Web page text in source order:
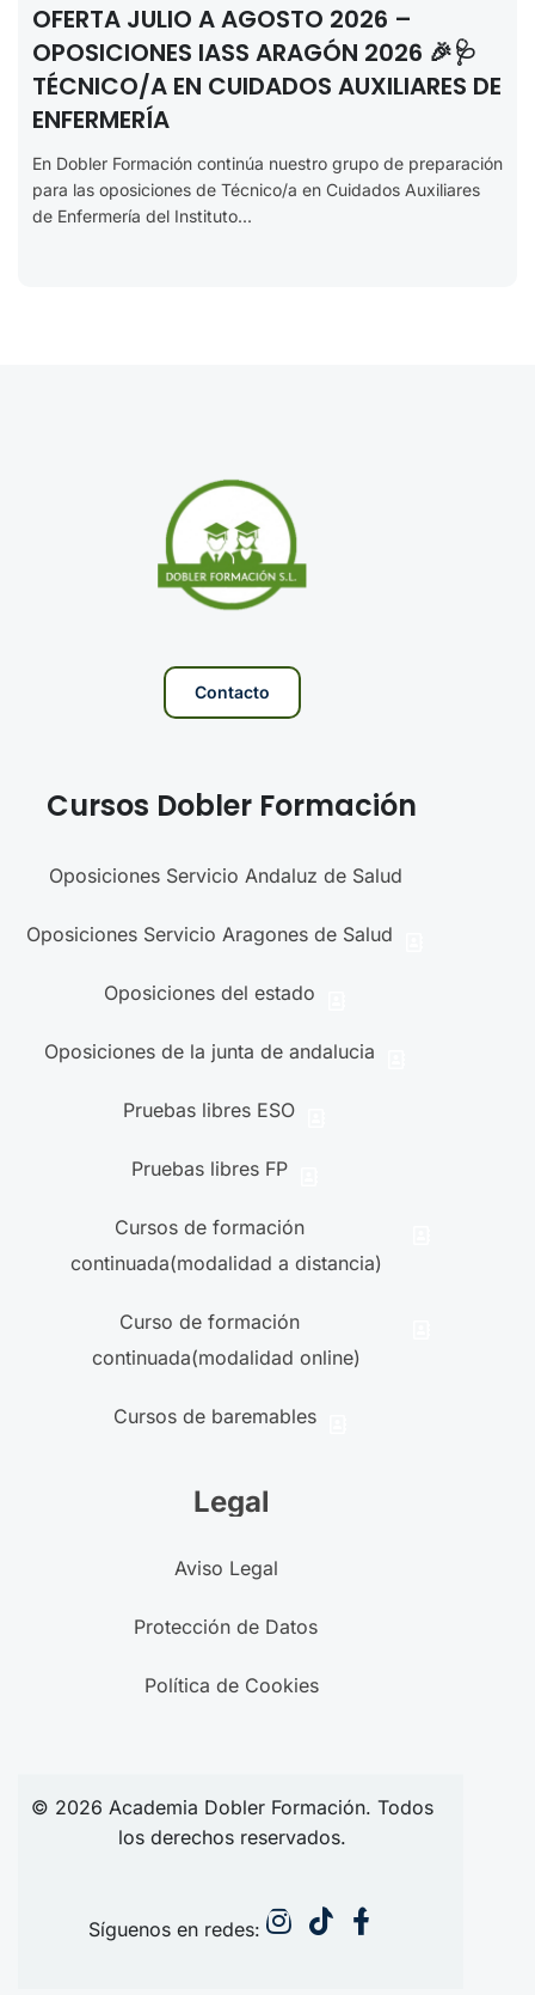
OFERTA JULIO A AGOSTO 2026 –
OPOSICIONES IASS ARAGÓN 2026 🎉🩺
TÉCNICO/A EN CUIDADOS AUXILIARES DE
ENFERMERÍA
En Dobler Formación continúa nuestro grupo de preparación
para las oposiciones de Técnico/a en Cuidados Auxiliares
de Enfermería del Instituto...
Contacto
Cursos Dobler Formación
Oposiciones Servicio Andaluz de Salud
Oposiciones Servicio Aragones de Salud
Oposiciones del estado
Oposiciones de la junta de andalucia
Pruebas libres ESO
Pruebas libres FP
Cursos de formación
continuada(modalidad a distancia)
Curso de formación
continuada(modalidad online)
Cursos de baremables
Legal
Aviso Legal
Protección de Datos
Política de Cookies
© 2026 Academia Dobler Formación. Todos
los derechos reservados.
Síguenos en redes: